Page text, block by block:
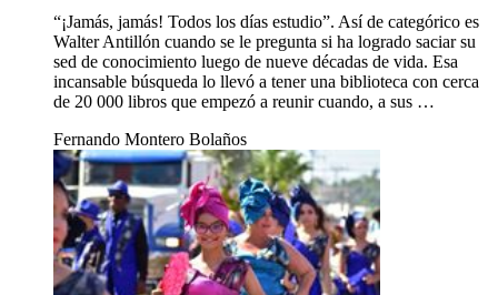
“¡Jamás, jamás! Todos los días estudio”. Así de categórico es
Walter Antillón cuando se le pregunta si ha logrado saciar su
sed de conocimiento luego de nueve décadas de vida. Esa
incansable búsqueda lo llevó a tener una biblioteca con cerca
de 20 000 libros que empezó a reunir cuando, a sus …
Fernando Montero Bolaños